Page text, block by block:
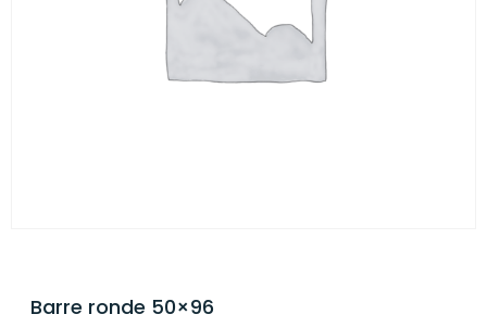
Barre ronde 50×96